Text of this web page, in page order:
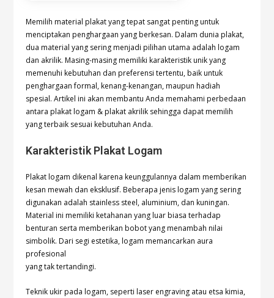
Memilih material plakat yang tepat sangat penting untuk
menciptakan penghargaan yang berkesan. Dalam dunia plakat,
dua material yang sering menjadi pilihan utama adalah logam
dan akrilik. Masing-masing memiliki karakteristik unik yang
memenuhi kebutuhan dan preferensi tertentu, baik untuk
penghargaan formal, kenang-kenangan, maupun hadiah
spesial. Artikel ini akan membantu Anda memahami perbedaan
antara plakat logam & plakat akrilik sehingga dapat memilih
yang terbaik sesuai kebutuhan Anda.
Karakteristik Plakat Logam
Plakat logam dikenal karena keunggulannya dalam memberikan
kesan mewah dan eksklusif. Beberapa jenis logam yang sering
digunakan adalah stainless steel, aluminium, dan kuningan.
Material ini memiliki ketahanan yang luar biasa terhadap
benturan serta memberikan bobot yang menambah nilai
simbolik. Dari segi estetika, logam memancarkan aura
profesional
yang tak tertandingi.
Teknik ukir pada logam, seperti laser engraving atau etsa kimia,